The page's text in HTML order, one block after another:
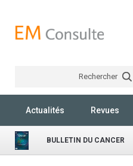
Rechercher
Actualités Revues
BULLETIN DU CANCER